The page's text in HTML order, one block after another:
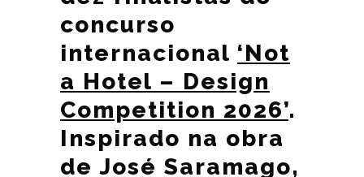
concurso
internacional ‘Not
a Hotel – Design
Competition 2026’.
Inspirado na obra
de José Saramago,